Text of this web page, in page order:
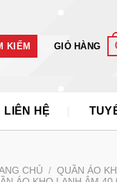
KIẾM GIỎ HÀNG
LIÊN HỆ
CHỦ / QUẦN ÁO